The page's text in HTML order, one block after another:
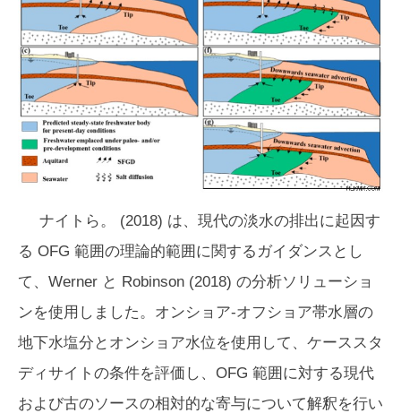
ナイトら。 (2018) は、現代の淡水の排出に起因す
る OFG 範囲の理論的範囲に関するガイダンスとし
て、Werner と Robinson (2018) の分析ソリューショ
ンを使用しました。オンショア-オフショア帯水層の
地下水塩分とオンショア水位を使用して、ケーススタ
ディサイトの条件を評価し、OFG 範囲に対する現代
および古のソースの相対的な寄与について解釈を行い